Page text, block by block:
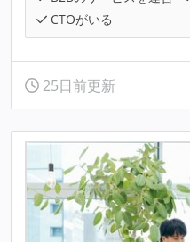
CTOがいる
25日前更新